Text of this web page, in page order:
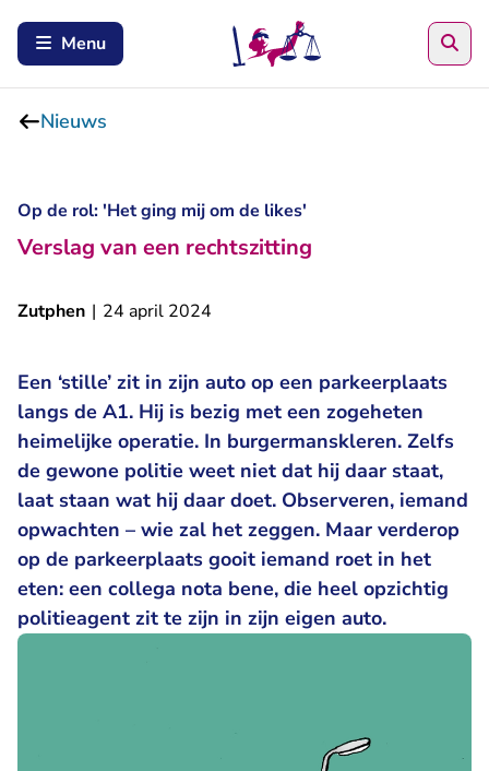
Menu
Nieuws
Op de rol: 'Het ging mij om de likes'
Verslag van een rechtszitting
Zutphen | 24 april 2024
Een ‘stille’ zit in zijn auto op een parkeerplaats
langs de A1. Hij is bezig met een zogeheten
heimelijke operatie. In burgermanskleren. Zelfs
de gewone politie weet niet dat hij daar staat,
laat staan wat hij daar doet. Observeren, iemand
opwachten – wie zal het zeggen. Maar verderop
op de parkeerplaats gooit iemand roet in het
eten: een collega nota bene, die heel opzichtig
politieagent zit te zijn in zijn eigen auto.